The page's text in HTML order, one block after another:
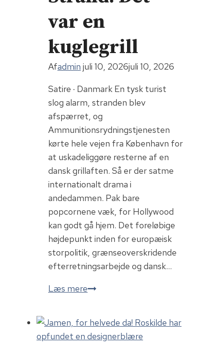
l
i
r
d
b
ø
d
e
:
M
o
r
a
l
e
n
s
v
o
t
r
h
var en
kuglegrill
Afadmin juli 10, 2026juli 10, 2026
Satire · Danmark En tysk turist
slog alarm, stranden blev
afspærret, og
Ammunitionsrydningstjenesten
kørte hele vejen fra København for
at uskadeliggøre resterne af en
dansk grillaften. Så er der satme
internationalt drama i
andedammen. Pak bare
popcornene væk, for Hollywood
kan godt gå hjem. Det foreløbige
højdepunkt inden for europæisk
storpolitik, grænseoverskridende
efterretningsarbejde og dansk…
Læs mereInternationalt
Løkken
Strand: